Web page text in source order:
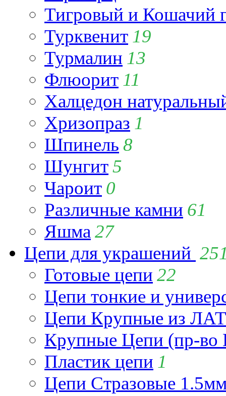
Тигровый и Кошачий
Турквенит 19
Турмалин 13
Флюорит 11
Халцедон
Хризопраз 1
Шпинель 8
Шунгит5
Чароит 0
Различные камни 61
Яшма 27
Цепи для украшений
Готовые цепи 22
Цепи тонкие и
Цепи Крупные из
Крупные Цепи (пр-во
Пластик цепи 1
Цепи Стразовые